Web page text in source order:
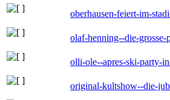
oberhausen-feiert-im-
olaf-henning--die-
olli-ole--apres-ski-party-
original-kultshow--die-